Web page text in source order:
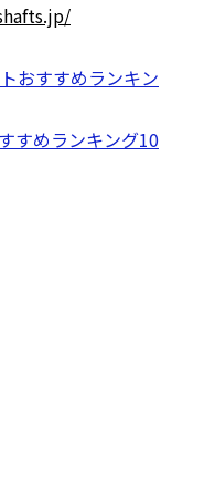
おすすめランキン
すめランキング10